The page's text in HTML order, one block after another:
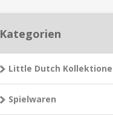
Kategorien
Little Dutch
Spielwaren